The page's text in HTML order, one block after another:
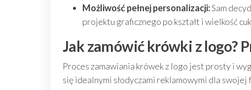
Możliwość pełnej personalizacji:Sam
projektu graficznego po kształt i wielkość
Jak zamówić krówki z logo?
Proces zamawiania krówek z logo jest prosty i
się idealnymi słodyczami reklamowymi dla swojej